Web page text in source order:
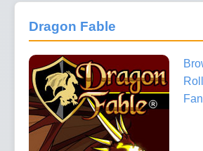
Dragon Fable